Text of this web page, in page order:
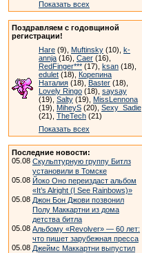
Показать всех
Поздравляем с годовщиной
регистрации!
Hare (9), Muftinsky (10), k-
annja (16), Caer (16),
RedFinger*** (17), ksan (18),
edulet (18), Корепина
Наталия (18), Baster (18),
Lovely Ringo (18), saysay
(19), Salty (19), MissLennona
(19), MiheyS (20), Sexy_Sadie
(21), TheTech (21)
Показать всех
Последние новости:
05.08 Скульптурную группу Битлз
установили в Томске
05.08 Йоко Оно переиздаст альбом
«It’s Alright (I See Rainbows)»
05.08 Джон Бон Джови позвонил
Полу Маккартни из дома
детства битла
05.08 Альбому «Revolver» — 60 лет:
что пишет зарубежная пресса
05.08 Джеймс Маккартни выпустил